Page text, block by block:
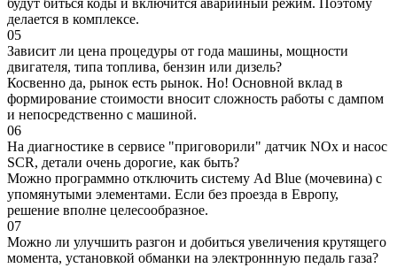
делается в комплексе.
05
Зависит ли цена процедуры от года машины, мощности
двигателя, типа топлива, бензин или дизель?
Косвенно да, рынок есть рынок. Но! Основной вклад в
формирование стоимости вносит сложность работы с дампом
и непосредственно с машиной.
06
На диагностике в сервисе "приговорили" датчик NOx и насос
SCR, детали очень дорогие, как быть?
Можно программно отключить систему Ad Blue (мочевина) с
упомянутыми элементами. Если без проезда в Европу,
решение вполне целесообразное.
07
Можно ли улучшить разгон и добиться увеличения крутящего
момента, установкой обманки на электроннную педаль газа?